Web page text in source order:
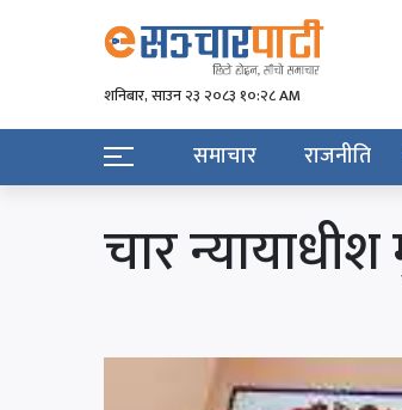
शनिबार, साउन २३ २०८३ १०:२८ AM
समाचार राजनीति
चार